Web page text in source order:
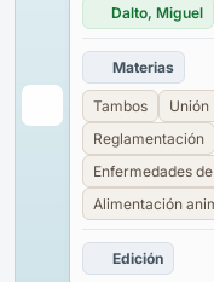
Dalto, Miguel
Materias
Tambos Unión
Reglamentación
Enfermedades
Alimentación
Edición